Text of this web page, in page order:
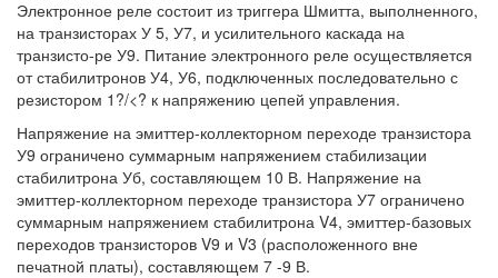
Электронное реле состоит из триггера Шмитта, выполненного,
на транзисторах У 5, У7, и усилительного каскада на
транзисто-ре У9. Питание электронного реле осуществляется
от стабилитронов У4, У6, подключенных последовательно с
резистором 1?/<? к напряжению цепей управления.
Напряжение на эмиттер-коллекторном переходе транзистора
У9 ограничено суммарным напряжением стабилизации
стабилитрона Уб, составляющем 10 В. Напряжение на
эмиттер-коллекторном переходе транзистора У7 ограничено
суммарным напряжением стабилитрона V4, эмиттер-базовых
переходов транзисторов V9 и V3 (расположенного вне
печатной платы), составляющем 7 -9 В.